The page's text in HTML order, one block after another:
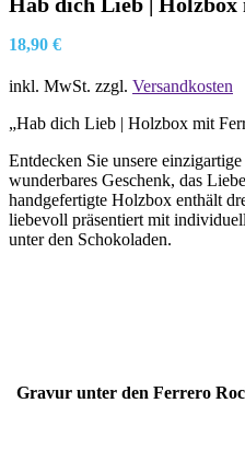
18,90 €
inkl. MwSt. zzgl. Versandkosten
„Hab dich Lieb | Holzbox mit
Entdecken Sie unsere
wunderbares Geschenk, das
handgefertigte Holzbox enthält
liebevoll präsentiert mit
unter den Schokoladen.
Gravur unter den Ferrero